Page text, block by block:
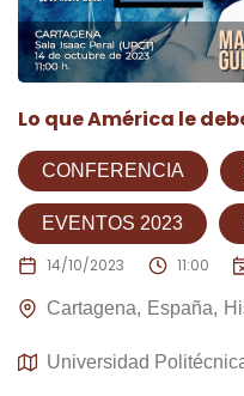
Lo que América le
CONFERENCIA
EVENTOS 2023
14/10/2023 11:00
Cartagena España
Universidad